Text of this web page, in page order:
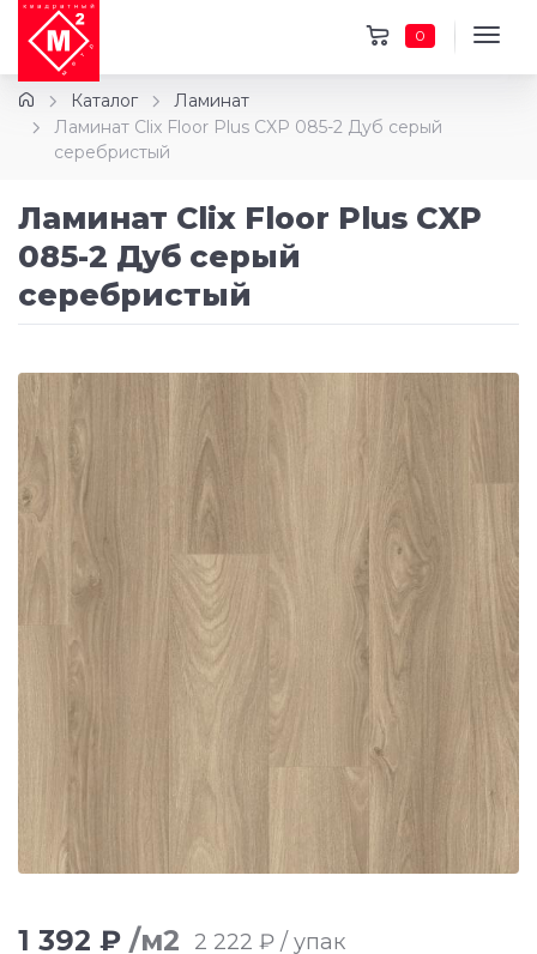
0
Каталог
Ламинат
Ламинат Clix Floor Plus CXP 085-2 Дуб серый
серебристый
Ламинат Clix Floor Plus CXP
085-2 Дуб серый
серебристый
1 392 ₽ /м2 2 222 ₽ / упак